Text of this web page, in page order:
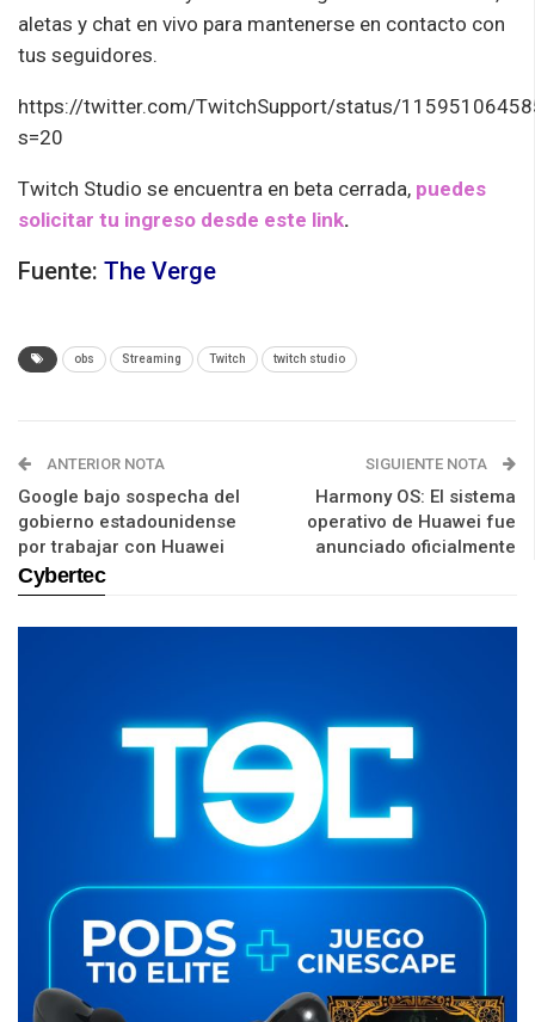
aletas y chat en vivo para mantenerse en contacto con
tus seguidores.
https://twitter.com/TwitchSupport/status/
s=20
Twitch Studio se encuentra en beta cerrada, puedes
solicitar tu ingreso desde este link.
Fuente: The Verge
obs Streaming Twitch twitch studio
ANTERIOR NOTA
Google bajo sospecha del
gobierno estadounidense
por trabajar con Huawei
SIGUIENTE NOTA
Harmony OS: El sistema
operativo de Huawei fue
anunciado oficialmente
Cybertec